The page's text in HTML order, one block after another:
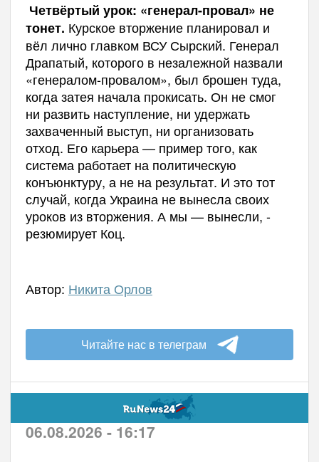
Четвёртый урок: «генерал-провал» не
тонет. Курское вторжение планировал и
вёл лично главком ВСУ Сырский. Генерал
Драпатый, которого в незалежной назвали
«генералом-провалом», был брошен туда,
когда затея начала прокисать. Он не смог
ни развить наступление, ни удержать
захваченный выступ, ни организовать
отход. Его карьера — пример того, как
система работает на политическую
конъюнктуру, а не на результат. И это тот
случай, когда Украина не вынесла своих
уроков из вторжения. А мы — вынесли, -
резюмирует Коц.
Автор: Никита Орлов
Читайте нас в телеграм
06.08.2026 - 16:17